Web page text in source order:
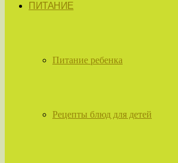
ПИТАНИЕ
Питание ребенка
Рецепты блюд для детей